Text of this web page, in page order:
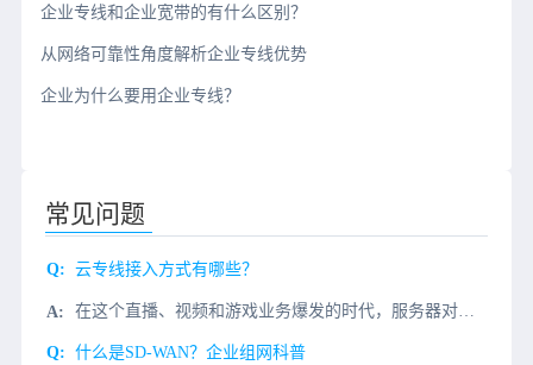
企业专线和企业宽带的有什么区别？
从网络可靠性角度解析企业专线优势
企业为什么要用企业专线？
常见问题
云专线接入方式有哪些？
在这个直播、视频和游戏业务爆发的时代，服务器对带宽的需求越来越大。许多创业公司和团队也需要租用大带宽服务器来支持他们的业务发展。特别是视频网站、游戏网站、下载网站、音乐网站等。这需要大量的网络，使用大
什么是SD-WAN？企业组网科普